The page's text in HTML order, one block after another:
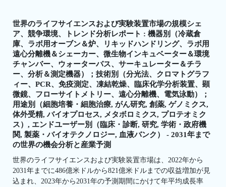
世界のライフサイエンスおよび実験装置市場の規模シェ
ア、競争環境、トレンド分析レポート : 機器別（冷蔵倉
庫、ラボ用オーブン＆炉、リキッドハンドリング、ラボ用
遠心分離機＆シェーカー、微生物インキュベーター＆環境
チャンバー、ウォーターバス、サーキュレーター＆チラ
ー、分析＆測定機器）；技術別（分光法、クロマトグラフ
ィー、PCR、免疫測定、凍結乾燥、臨床化学分析装置、顕
微鏡、フローサイトメトリー、遠心分離機、電気泳動）；
用途別（細胞培養・細胞治療, がん研究, 創薬, ゲノミクス,
体外受精, バイオプロセス, メタボロミクス, プロテオミク
ス）, エンドユーザー別（臨床・診断, 研究, 学術・政府機
関, 製薬・バイオテクノロジー, 血液バンク） - 2031年まで
の世界の機会分析と産業予測
世界のライフサイエンスおよび実験装置市場は、2022年から
2031年までに486億米ドルから821億米ドルまでの収益増加が見
込まれ、2023年から2031年の予測期間にかけて年平均成長率